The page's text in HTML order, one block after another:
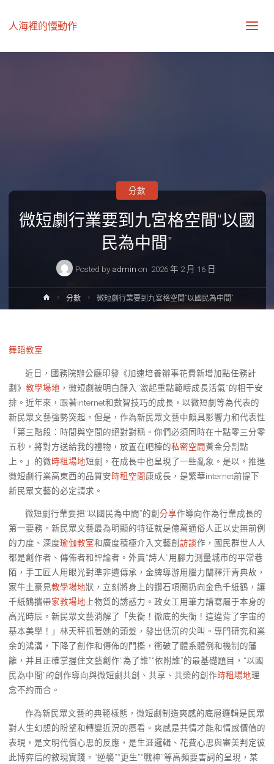
人海裡的慢動作
微短劇行業要到九宮格空間“以國
民為中間”
Posted by admin on 2026 年 2 月 16 日
分數
Home分數 微短劇行業要到九宮格空間“以國民為中間”
舞蹈教室
近日，國務院辦公廳印發《加速培養辦事花費新增加點任務計
劃》 教學場地 ，微短劇被明白歸入“激起重點範疇成長活氣”的相干安
排。近年來，跟著internet和數智技巧的成長，以微短劇等為代表的
新民眾文藝強勢突起。但是，作為新民眾文藝中頗具影響力和代表性
「第三階段：時間與空間的絕對對稱。你們必須同時在十點零三分零
五秒，將對方送給我的禮物，放置在吧檯的私密空間黃金分割點
上。」的微時租場地短劇，在成長中也呈現了一些亂象。是以，推進
微短劇行業高東西的品質安時租空間康成長，是繁華internet前提下
新民眾文藝的必定請求。
微短劇行業要把“以國民為中間”的創 分享作導向作為行業成長的
第一要務。新民眾文藝最為明顯的特征就是億萬通俗人正以史無前例
的力度、深度瑜伽教室和廣度積極介入文藝創 訪談作，國民群世人人
都是創作者、傳佈者和評論者。外賣“詩人”用腳力測量城市的平常巷
陌，手工匠人用眼光對準非遺傳承，金牌導游用腦力闡釋汗青典故，
家牛土豪見教學場地狀，立刻將身上的鑽石項圈扔向金色千紙鶴，讓
千紙鶴攜帶家教場地 上物質的誘惑力。政女工用筆力譜寫屬于本身的
高光時辰。新民眾文藝消解了「失衡！徹底的失衡！這違背了宇宙的
基本美學！」林天秤抓著她的頭髮，發出低沉的尖叫。專門研究和業
余的鴻溝，下降了創作和傳佈的門檻，衝破了體系體例和機制的藩
籬，并且正確掌握住文藝創作“為了誰”“依附誰”的最基礎題目，“以國
民為中間”的創作導向與微短劇共創、共享、共榮的創作時租場地理
念不約而合。
作為新民眾文藝的典範樣態，微短劇制造爽感的底層邏輯是民眾
對人生幻想的盼望和轉變近況的愿看。爽感是共情才能和情感價值的
表現，是文明代償心思的反應，是生涯邏輯、花費心思與審美判定彼
此博弈后的敘現實踐。“逆襲”“更生”“戰神”等高頻要害詞的呈現，某